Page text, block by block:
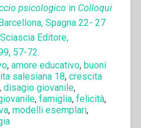
psicologico in Colloqui
Spagna 22- 27
Editore,
57-72.
, amore educativo, buoni
salesiana 18, crescita
disagio giovanile,
, famiglia, felicità,
, modelli esemplari,